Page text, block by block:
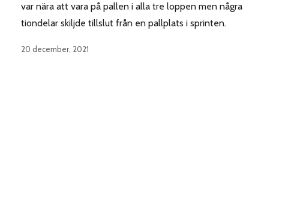
var nära att vara på pallen i alla tre loppen men några
tiondelar skiljde tillslut från en pallplats i sprinten.
20 december, 2021